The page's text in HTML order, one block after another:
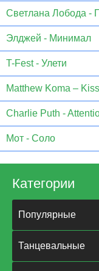
Светлана Лобода -
Элджей - Минимал
T-Fest - Улети
Matthew Koma –
Charlie Puth -
Мот - Соло
Категории
Популярные
Танцевальные